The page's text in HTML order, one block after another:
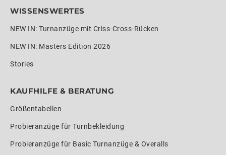
WISSENSWERTES
NEW IN: Turnanzüge mit Criss-Cross-Rücken
NEW IN: Masters Edition 2026
Stories
KAUFHILFE & BERATUNG
Größentabellen
Probieranzüge für Turnbekleidung
Probieranzüge für Basic Turnanzüge & Overalls